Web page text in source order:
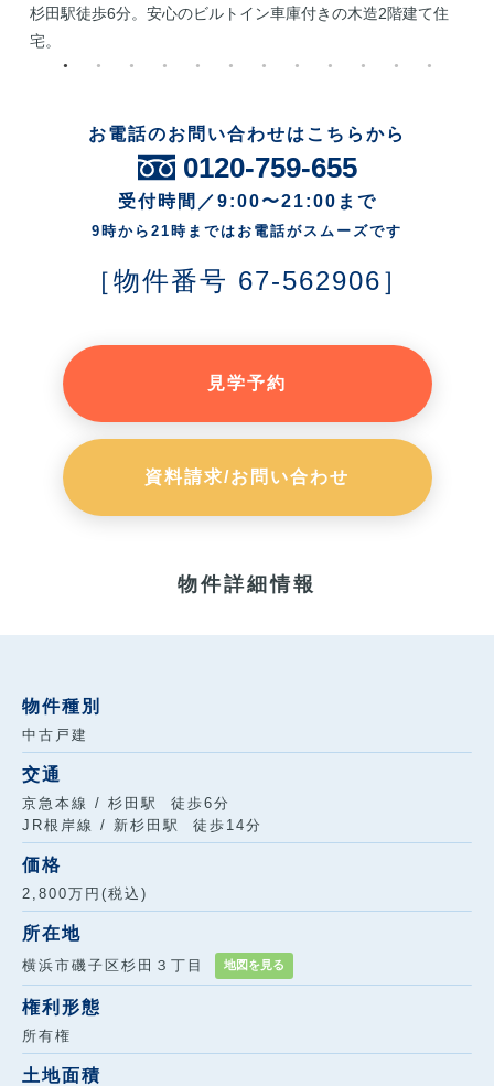
杉田駅徒歩6分。安心のビルトイン車庫付きの木造2階建て住
宅。
お電話のお問い合わせはこちらから
0120-759-655
受付時間／9:00〜21:00まで
9時から21時まではお電話がスムーズです
［物件番号 67-562906］
見学予約
資料請求/お問い合わせ
物件詳細情報
物件種別
中古戸建
交通
京急本線 / 杉田駅 徒歩6分
JR根岸線 / 新杉田駅 徒歩14分
価格
2,800万円(税込)
所在地
横浜市磯子区杉田３丁目 地図を見る
権利形態
所有権
土地面積